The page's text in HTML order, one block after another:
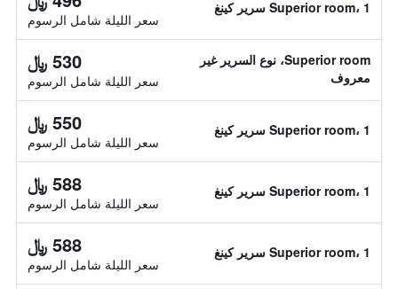
Superior room، 1 سرير كينغ
سعر الليلة شامل الرسوم
Superior room، نوع السرير غير
معروف
530 ﷼
سعر الليلة شامل الرسوم
Superior room، 1 سرير كينغ 550 ﷼
سعر الليلة شامل الرسوم
Superior room، 1 سرير كينغ 588 ﷼
سعر الليلة شامل الرسوم
Superior room، 1 سرير كينغ 588 ﷼
سعر الليلة شامل الرسوم